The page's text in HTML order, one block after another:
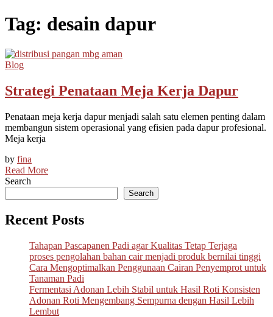
Tag: desain dapur
Blog
Strategi Penataan Meja Kerja Dapur
Penataan meja kerja dapur menjadi salah satu elemen penting dalam
membangun sistem operasional yang efisien pada dapur profesional.
Meja kerja
by fina
Read More
Search
Search
Recent Posts
Tahapan Pascapanen Padi agar Kualitas Tetap Terjaga
proses pengolahan bahan cair menjadi produk bernilai tinggi
Cara Mengoptimalkan Penggunaan Cairan Penyemprot untuk
Tanaman Padi
Fermentasi Adonan Lebih Stabil untuk Hasil Roti Konsisten
Adonan Roti Mengembang Sempurna dengan Hasil Lebih
Lembut